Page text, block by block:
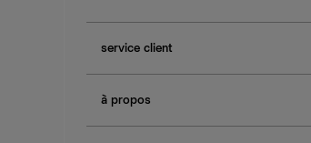
service client
contactez-nous
guide des tailles
à propos